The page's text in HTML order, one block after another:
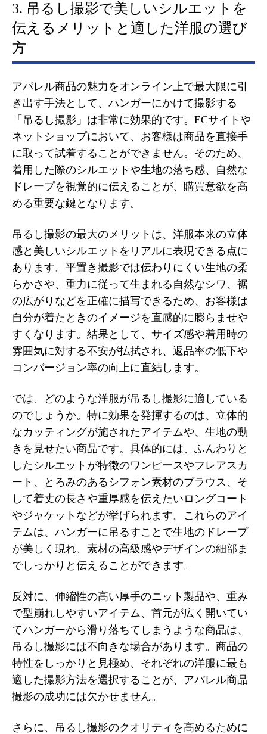
3. 吊るし撮影で美しいシルエットを
伝えるメリットと適した洋服の選び
方
アパレル商品の魅力をオンライン上で最大限に引
き出す手法として、ハンガーにかけて撮影する
「吊るし撮影」は非常に効果的です。ECサイトや
ネットショップにおいて、お客様は商品を直接手
に取って試着することができません。そのため、
着用した際のシルエットや生地の落ち感、自然な
ドレープを視覚的に伝えることが、購買意欲を高
める重要な鍵となります。
吊るし撮影の最大のメリットは、洋服本来の立体
感と美しいシルエットをリアルに表現できる点に
あります。平置き撮影では伝わりにくい生地の柔
らかさや、重力に従って生まれる自然なシワ、裾
の広がりなどを正確に描写できるため、お客様は
自分が着たときのイメージを直感的に膨らませや
すくなります。結果として、サイズ感や着用時の
雰囲気に対する不安が払拭され、返品率の低下や
コンバージョン率の向上に直結します。
では、どのような洋服が吊るし撮影に適している
のでしょうか。特に効果を発揮するのは、立体的
なカッティングが施されたアイテムや、生地の動
きを見せたい商品です。具体的には、ふんわりと
したシルエットが特徴のワンピースやフレアスカ
ート、とろみのあるシフォン素材のブラウス、そ
して着丈の長さや重厚感を伝えたいロングコート
やジャケットなどが挙げられます。これらのアイ
テムは、ハンガーに吊るすことで生地のドレープ
が美しく現れ、素材の高級感やデザインの細部ま
でしっかりと伝えることができます。
反対に、伸縮性の高い厚手のニット製品や、重み
で型崩れしやすいアイテム、首元が広く開いてい
てハンガーから滑り落ちてしまうような商品は、
吊るし撮影には不向きな場合があります。商品の
特性をしっかりと見極め、それぞれの洋服に最も
適した撮影方法を選択することが、アパレル商品
撮影の成功には欠かせません。
さらに、吊るし撮影のクオリティを高めるために